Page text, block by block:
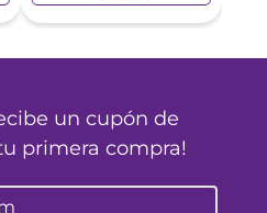
un cupón de
primera compra!